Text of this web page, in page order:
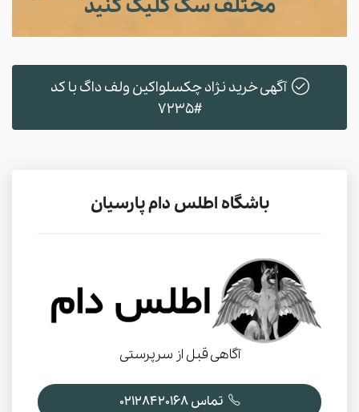
مختلف سگ کلیک کنید
آگهی خرید نژاد چکسلواکین ولف داگ با کد
#7235
باشگاه اطلس دام پارسیان
آگاهی قبل از سرپرستی
تماس 02128420168